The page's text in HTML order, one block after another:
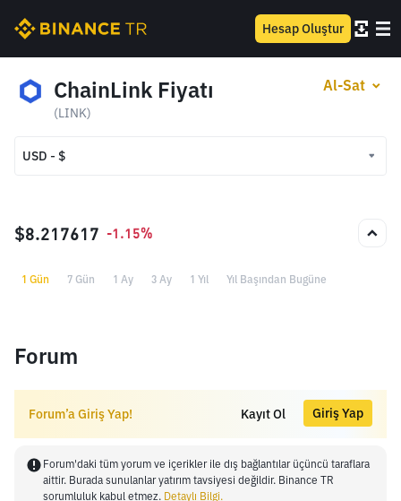
Hesap Oluştur
ChainLink Fiyatı
(LINK)
Al-Sat
USD - $
TRY - ₺
$8.217617 -1.15%
1 Gün 7 Gün 1 Ay 3 Ay 1 Yıl Yıl Başından Bugüne
Forum
Forum’a Giriş Yap! Kayıt Ol Giriş Yap
Forum'daki tüm yorum ve içerikler ile dış bağlantılar üçüncü taraflara
aittir. Burada sunulanlar yatırım tavsiyesi değildir. Binance TR
sorumluluk kabul etmez. Detaylı Bilgi.